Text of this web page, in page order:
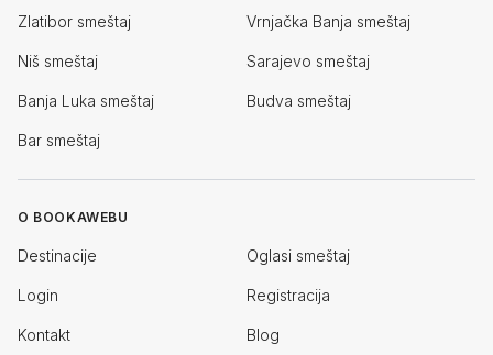
Zlatibor smeštaj Vrnjačka Banja smeštaj
Niš smeštaj Sarajevo smeštaj
Banja Luka smeštaj Budva smeštaj
Bar smeštaj
O BOOKAWEBU
Destinacije Oglasi smeštaj
Login Registracija
Kontakt Blog